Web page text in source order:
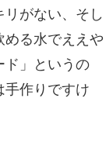
がない、そし
める水でええや
ド」というの
手作りですけ